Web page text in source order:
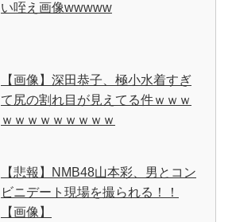
い咥え画像wwwww
【画像】深田恭子、極小水着すぎ
て尻の割れ目が見えてる件ｗｗｗ
ｗｗｗｗｗｗｗｗｗ
【悲報】NMB48山本彩、男とコン
ビニデート現場を撮られる！！
【画像】